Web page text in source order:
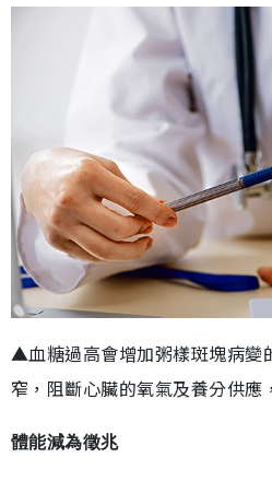
▲血糖過高會增加粥樣斑塊病變
窄，阻斷心臟的氧氣及養分供應
體能減為徵兆